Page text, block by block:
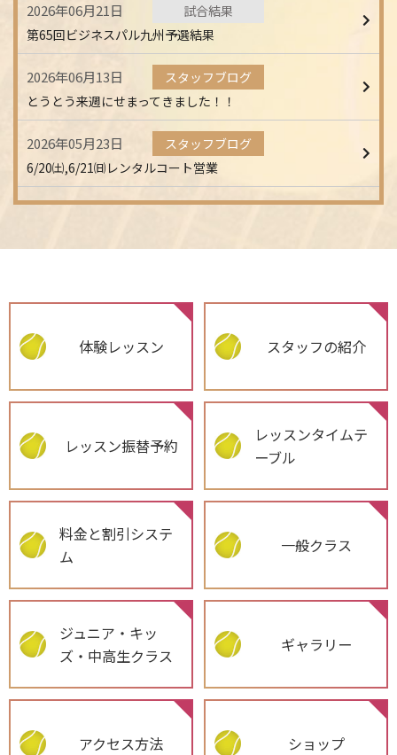
2026年06月21日
試合結果
第65回ビジネスパル九州予選結果
2026年06月13日
スタッフブログ
とうとう来週にせまってきました！！
2026年05月23日
スタッフブログ
6/20㈯,6/21㈰レンタルコート営業
体験レッスン スタッフの紹介
レッスン振替予約
レッスンタイムテ
ーブル
料金と割引システ
ム
一般クラス
ジュニア・キッ
ズ・中高生クラス
ギャラリー
アクセス方法 ショップ